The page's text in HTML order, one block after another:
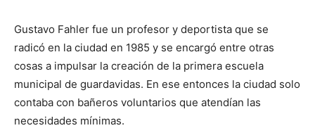
Gustavo Fahler fue un profesor y deportista que se
radicó en la ciudad en 1985 y se encargó entre otras
cosas a impulsar la creación de la primera escuela
municipal de guardavidas. En ese entonces la ciudad solo
contaba con bañeros voluntarios que atendían las
necesidades mínimas.